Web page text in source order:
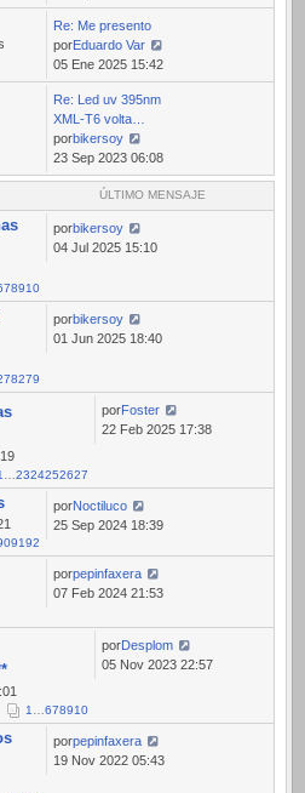
último
mensaje
Re: Me presento
porEduardo Var
Ver
último
mensaje
05 Ene 2025 15:42
Re: Led uv 395nm
XML-T6 volta…
porbikersoy
Ver
último
mensaje
23 Sep 2023 06:08
ÚLTIMO MENSAJE
78910
porbikersoy
04 Jul 2025 15:10
279
porbikersoy
01 Jun 2025 18:40
2324252627
porFoster
22 Feb 2025 17:38
9192
porNoctiluco
25 Sep 2024 18:39
porpepinfaxera
07 Feb 2024 21:53
1 678910
porDesplom
05 Nov 2023 22:57
porpepinfaxera
19 Nov 2022 05:43